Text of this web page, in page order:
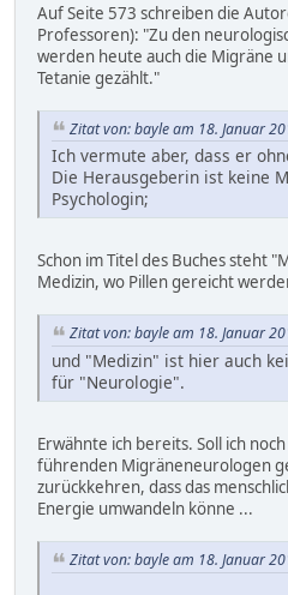
Auf Seite 573 schreiben die
Professoren): "Zu den
werden heute auch die Migräne
Tetanie gezählt."
Zitat von: bayle am 18. Januar
Ich vermute aber, dass er
Die Herausgeberin ist keine
Psychologin;
Schon im Titel des Buches steht
Medizin, wo Pillen gereicht
Zitat von: bayle am 18. Januar
und "Medizin" ist hier auch
für "Neurologie".
Erwähnte ich bereits. Soll ich
führenden Migräneneurologen
zurückkehren, dass das
Energie umwandeln könne ...
Zitat von: bayle am 18. Januar